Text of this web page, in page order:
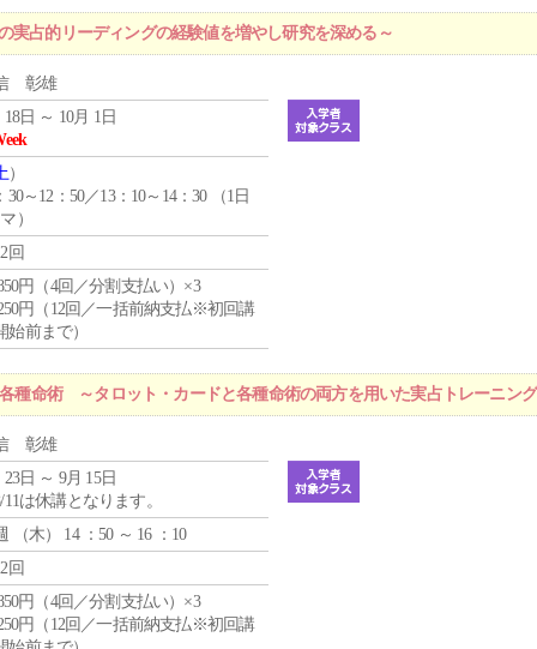
占的リーディングの経験値を増やし研究を深める～
彰雄
18日 ～ 10月 1日
）
30～12：50／13：10～14：30 （1日
）
回
円（4回／分割支払い）×3
円（12回／一括前納支払※初回講
始前まで）
種命術 ～タロット・カードと各種命術の両方を用いた実占トレーニン
彰雄
23日 ～ 9月 15日
は休講となります。
（木） 14 ：50 ～ 16 ：10
回
円（4回／分割支払い）×3
円（12回／一括前納支払※初回講